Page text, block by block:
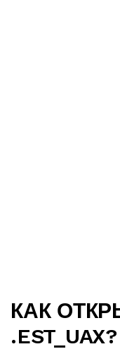
КАК
.EST_UAX?